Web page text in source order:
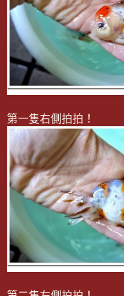
第一隻右側拍拍！